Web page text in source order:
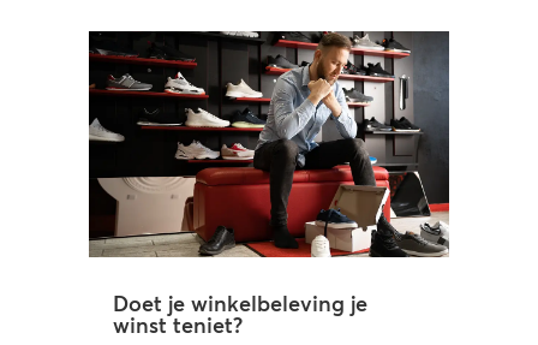
Doet je winkelbeleving je
winst teniet?